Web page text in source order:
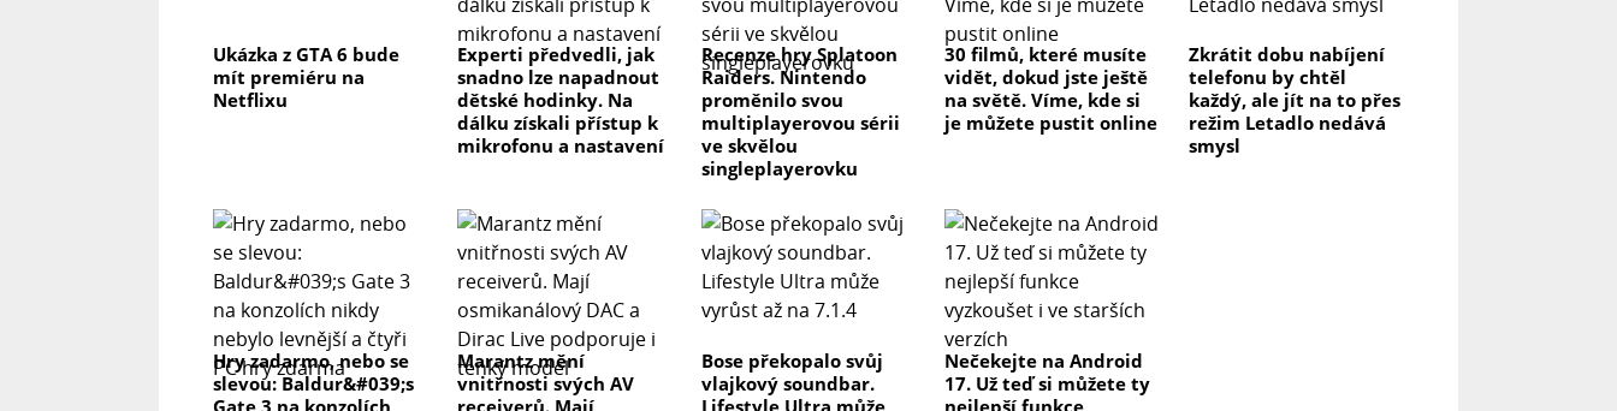
Ukázka z GTA 6 bude
mít premiéru na
Netflixu
Experti předvedli, jak
snadno lze napadnout
dětské hodinky. Na
dálku získali přístup k
mikrofonu a nastavení
Recenze hry Splatoon
Raiders. Nintendo
proměnilo svou
multiplayerovou sérii
ve skvělou
singleplayerovku
30 filmů, které musíte
vidět, dokud jste ještě
na světě. Víme, kde si
je můžete pustit online
Zkrátit dobu nabíjení
telefonu by chtěl
každý, ale jít na to přes
režim Letadlo nedává
smysl
Hry zadarmo, nebo se
slevou: Baldur&#039;s
Gate 3 na konzolích
Marantz mění
vnitřnosti svých AV
receiverů. Mají
Bose překopalo svůj
vlajkový soundbar.
Lifestyle Ultra může
Nečekejte na Android
17. Už teď si můžete ty
nejlepší funkce